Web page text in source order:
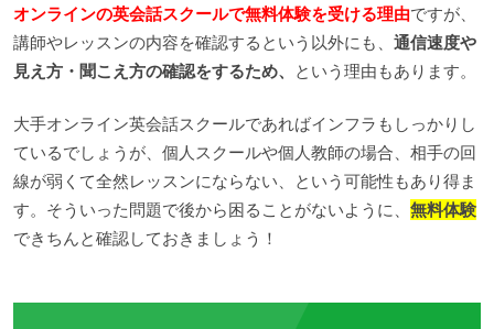
オンラインの英会話スクールで無料体験を受ける理由ですが、
講師やレッスンの内容を確認するという以外にも、 通信速度や
見え方・聞こえ方の確認をするため、
という理由もあります。
大手オンライン英会話スクールであればインフラもしっかりし
ているでしょうが、個人スクールや個人教師の場合、相手の回
線が弱くて全然レッスンにならない、という可能性もあり得ま
す。そういった問題で後から困ることがないように、 無料体験
できちんと確認しておきましょう！